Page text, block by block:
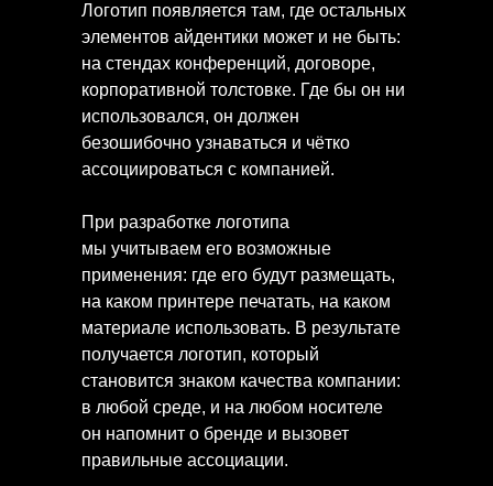
Логотип появляется там, где остальных
элементов айдентики может и не быть:
на стендах конференций, договоре,
корпоративной толстовке. Где бы он ни
использовался, он должен
безошибочно узнаваться и чётко
ассоциироваться с компанией.
При разработке логотипа
мы учитываем его возможные
применения: где его будут размещать,
на каком принтере печатать, на каком
материале использовать. В результате
получается логотип, который
становится знаком качества компании:
в любой среде, и на любом носителе
он напомнит о бренде и вызовет
правильные ассоциации.